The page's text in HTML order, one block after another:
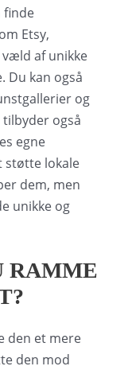
finde
Etsy,
af unikke
Du kan også
og
også
egne
støtte lokale
dem, men
unikke og
RAMME
den et mere
den mod